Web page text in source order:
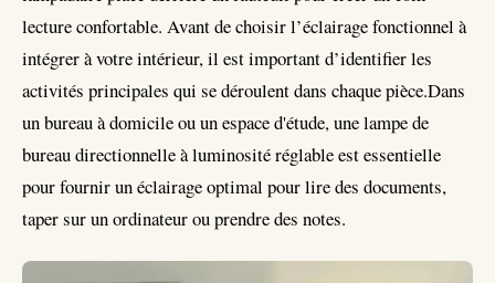
lecture confortable. Avant de choisir l’éclairage fonctionnel à
intégrer à votre intérieur, il est important d’identifier les
activités principales qui se déroulent dans chaque pièce.Dans
un bureau à domicile ou un espace d'étude, une lampe de
bureau directionnelle à luminosité réglable est essentielle
pour fournir un éclairage optimal pour lire des documents,
taper sur un ordinateur ou prendre des notes.